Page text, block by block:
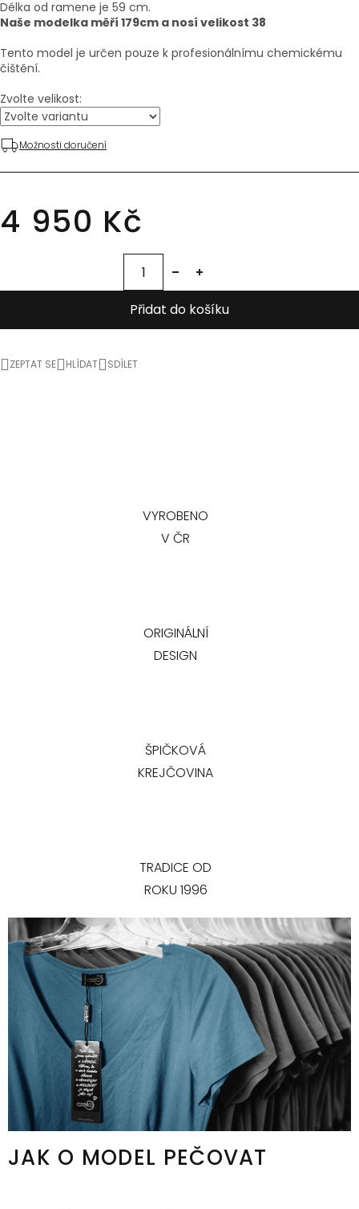
4 950 Kč
Zvolte velikost:
Možnosti doručení
Přidat do košíku
Délka od ramene je 59 cm.
Naše modelka měří 179cm a nosí velikost 38
Tento model je určen pouze k profesionálnímu chemickému
čištění.
ZEPTAT SE HLÍDAT SDÍLET
VYROBENO
V ČR
ORIGINÁLNÍ
DESIGN
ŠPIČKOVÁ
KREJČOVINA
TRADICE OD
ROKU 1996
JAK O MODEL PEČOVAT